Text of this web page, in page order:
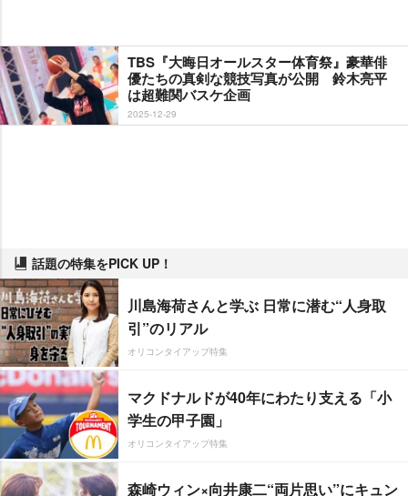
TBS『大晦日オールスター体育祭』豪華俳
優たちの真剣な競技写真が公開 鈴木亮平
は超難関バスケ企画
2025-12-29
話題の特集をPICK UP！
川島海荷さんと学ぶ 日常に潜む“人身取
引”のリアル
オリコンタイアップ特集
マクドナルドが40年にわたり支える「小
学生の甲子園」
オリコンタイアップ特集
森崎ウィン×向井康二“両片思い”にキュン